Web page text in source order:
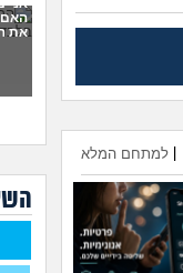
למתחם המלא
23)
22)
26)
את